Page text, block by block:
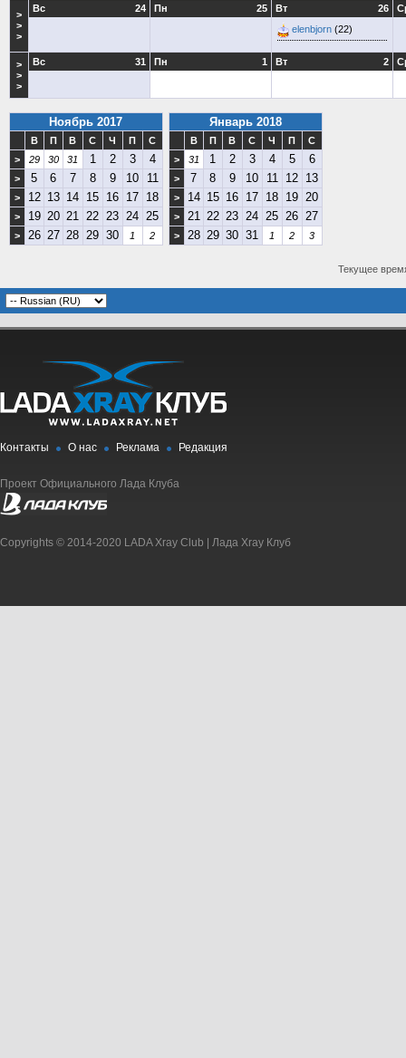
>
>
>
24
Вс 25
Пн 26
Вт
elenbjorn (22)
>
>
>
31
Вс 1
Пн 2
Вт
Ноябрь 2017
В П В С Ч П
С
>
29 30 31 1 2 3 4
> 5 6 7 8 9 10 11
> 12 13 14 15 16 17 18
> 19 20 21 22 23 24 25
> 26 27 28 29 30 1 2
Январь 2018
В П В С Ч П
С
>
31 1 2 3 4 5 6
> 7 8 9 10 11 12 13
> 14 15 16 17 18 19 20
> 21 22 23 24 25 26 27
> 28 29 30 31 1 2 3
Текущее
Контакты О нас Реклама Редакция
Проект Официального Лада Клуба
Copyrights © 2014-2020 LADA Xray Club | Лада Xray Клуб